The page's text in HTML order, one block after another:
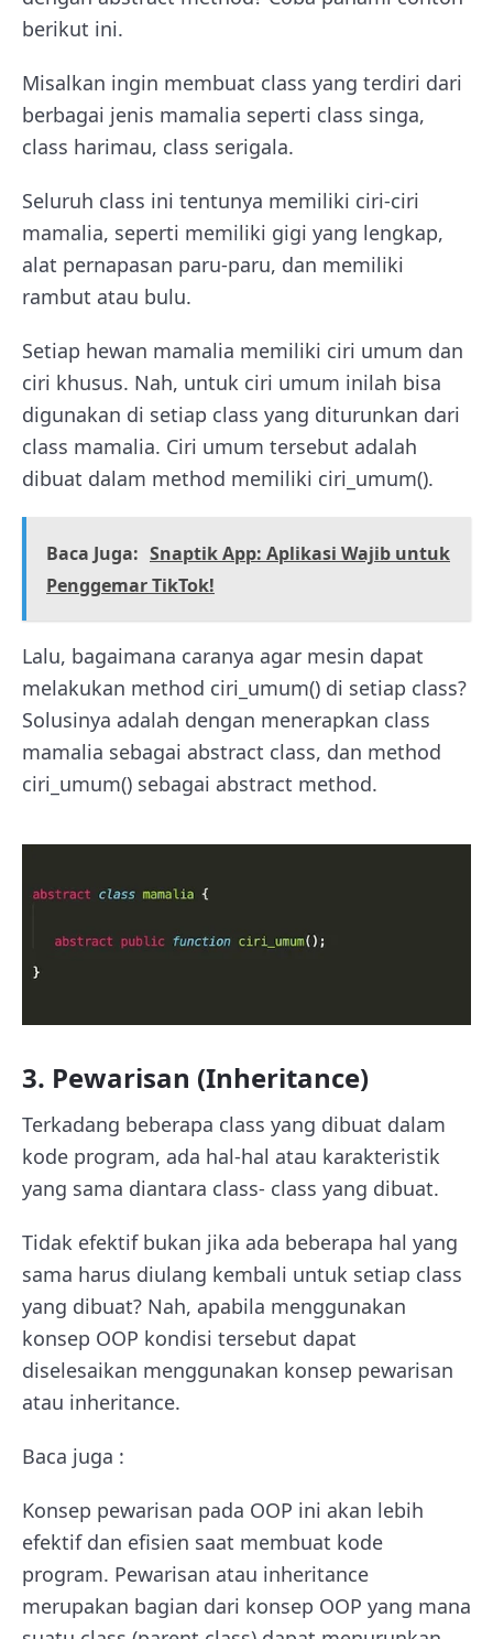
berikut ini.
Misalkan ingin membuat class yang terdiri dari
berbagai jenis mamalia seperti class singa,
class harimau, class serigala.
Seluruh class ini tentunya memiliki ciri-ciri
mamalia, seperti memiliki gigi yang lengkap,
alat pernapasan paru-paru, dan memiliki
rambut atau bulu.
Setiap hewan mamalia memiliki ciri umum dan
ciri khusus. Nah, untuk ciri umum inilah bisa
digunakan di setiap class yang diturunkan dari
class mamalia. Ciri umum tersebut adalah
dibuat dalam method memiliki ciri_umum().
Baca Juga: Snaptik App: Aplikasi Wajib untuk
Penggemar TikTok!
Lalu, bagaimana caranya agar mesin dapat
melakukan method ciri_umum() di setiap class?
Solusinya adalah dengan menerapkan class
mamalia sebagai abstract class, dan method
ciri_umum() sebagai abstract method.
3. Pewarisan (Inheritance)
Terkadang beberapa class yang dibuat dalam
kode program, ada hal-hal atau karakteristik
yang sama diantara class- class yang dibuat.
Tidak efektif bukan jika ada beberapa hal yang
sama harus diulang kembali untuk setiap class
yang dibuat? Nah, apabila menggunakan
konsep OOP kondisi tersebut dapat
diselesaikan menggunakan konsep pewarisan
atau inheritance.
Baca juga :
Konsep pewarisan pada OOP ini akan lebih
efektif dan efisien saat membuat kode
program. Pewarisan atau inheritance
merupakan bagian dari konsep OOP yang mana